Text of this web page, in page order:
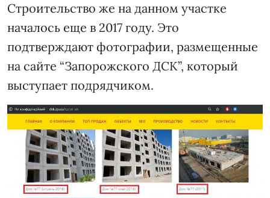
Строительство же на данном участке
началось еще в 2017 году. Это
подтверждают фотографии, размещенные
на сайте “Запорожского ДСК”, который
выступает подрядчиком.